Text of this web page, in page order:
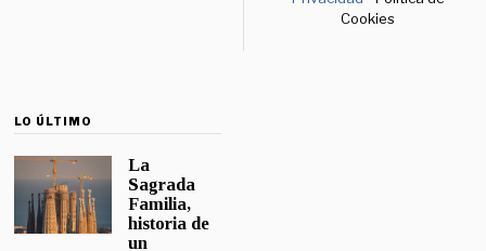
Cookies
LO ÚLTIMO
La
Sagrada
Familia,
historia de
un